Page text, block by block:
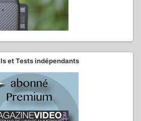
et Tests indépendants